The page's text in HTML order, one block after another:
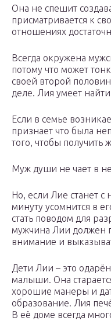
Она не спешит
присматривается к
отношениях
Всегда окружена
потому что может
своей второй
деле. Лия умеет
Если в семье
признает что была
того, чтобы получить
Муж души не чает в
Но, если Лие станет с
минуту усомнится в
стать поводом для
мужчина Лии должен
внимание и
Дети Лии – это
малыши. Она
хорошие манеры и
образование. Лия
В её доме всегда